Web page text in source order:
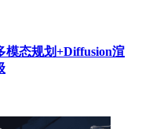
模态规划+Diffusion渲